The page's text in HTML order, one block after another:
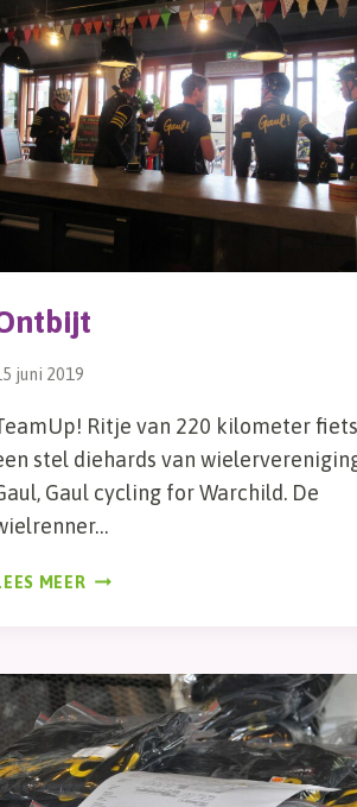
juni 2019
Ritje van 220 kilometer
stel diehards van
Gaul cycling for Warchild. De
MEER ONTBIJT